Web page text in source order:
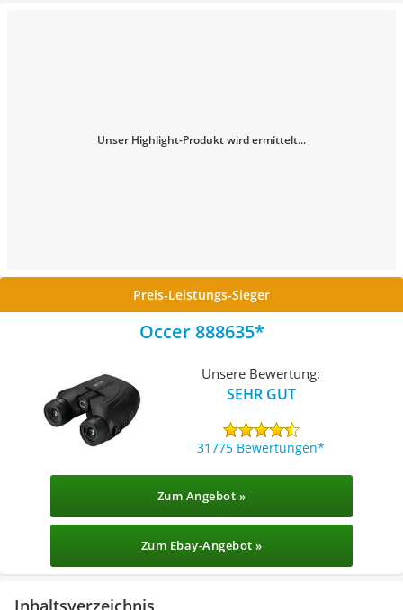
Unser Highlight-Produkt wird ermittelt...
Preis-Leistungs-Sieger
Occer 888635
Unsere Bewertung:
SEHR GUT
31775 Bewertungen
Zum Angebot »
Zum Ebay-Angebot »
Inhaltsverzeichnis